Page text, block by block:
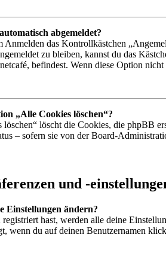
abgemeldet?
Anmelden das Kontrollkästchen
zu bleiben, kannst du das
befindest. Wenn diese Option
„Alle Cookies löschen“?
löschen“ löscht die Cookies, die phpBB
– sofern sie von der Board-
und -
Einstellungen ändern?
hast, werden alle deine
wenn du auf deinen Benutzernamen